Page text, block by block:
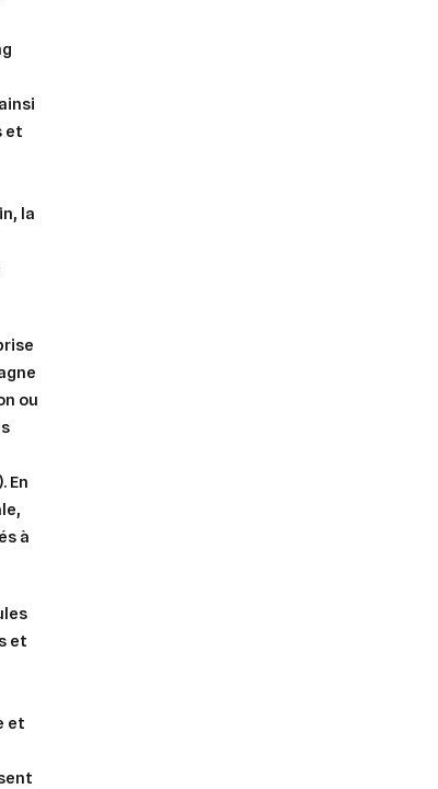
et
la
ou
En
à
et
et